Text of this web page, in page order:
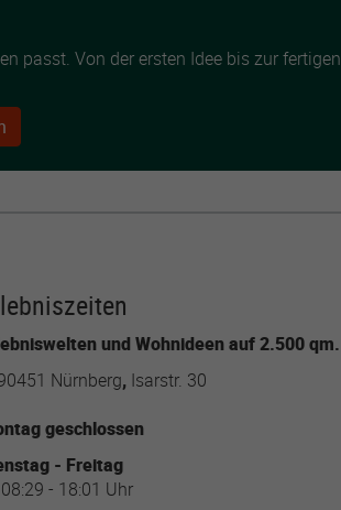
passt. Von der ersten Idee bis zur fertigen
und Wohnideen auf 2.500 qm.
Nürnberg, Isarstr. 30
geschlossen
- Freitag
08:29 - 18:01 Uhr